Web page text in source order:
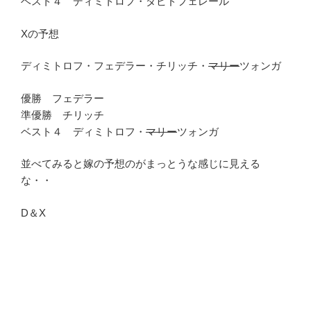
Xの予想
ディミトロフ・フェデラー・チリッチ・ マリーツォンガ
優勝 フェデラー
準優勝 チリッチ
ベスト４ ディミトロフ・ マリーツォンガ
並べてみると嫁の予想のがまっとうな感じに見える
な・・
D＆X